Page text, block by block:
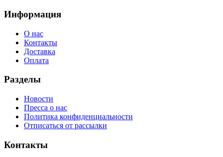
Информация
О нас
Контакты
Доставка
Оплата
Разделы
Новости
Пресса о нас
Политика конфиденциальности
Отписаться от рассылки
Контакты